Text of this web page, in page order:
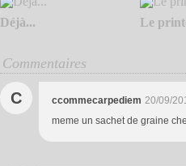
Déjà... Le
Commentaires
C ccommecarpediem 20/09/
meme un sachet de graine